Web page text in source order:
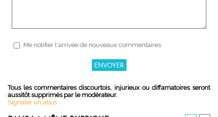
Me notifier l'arrivée de nouveaux commentaires
Tous les commentaires discourtois, injurieux ou diffamatoires seront
aussitôt supprimés par le modérateur.
Signaler un abus